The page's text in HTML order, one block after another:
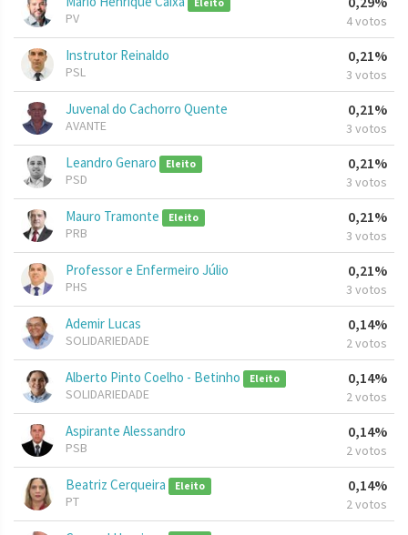
Eleito
PV 4 votos
Instrutor Reinaldo
PSL
0,21%
3 votos
Juvenal do Cachorro Quente
AVANTE
0,21%
3 votos
Leandro Genaro Eleito
PSD
0,21%
3 votos
Mauro Tramonte Eleito
PRB
0,21%
3 votos
Professor e Enfermeiro Júlio
PHS
0,21%
3 votos
Ademir Lucas
SOLIDARIEDADE
0,14%
2 votos
Alberto Pinto Coelho - Betinho Eleito
SOLIDARIEDADE
0,14%
2 votos
Aspirante Alessandro
PSB
0,14%
2 votos
Beatriz Cerqueira Eleito
PT
0,14%
2 votos